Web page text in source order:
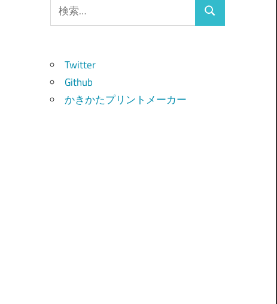
索:
検
Twitter
Github
かきかたプリントメーカー